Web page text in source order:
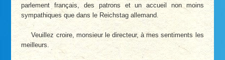
parlement français, des patrons et un accueil non moins
sympathiques que dans le Reichstag allemand.
Veuillez croire, monsieur le directeur, à mes sentiments les
meilleurs.